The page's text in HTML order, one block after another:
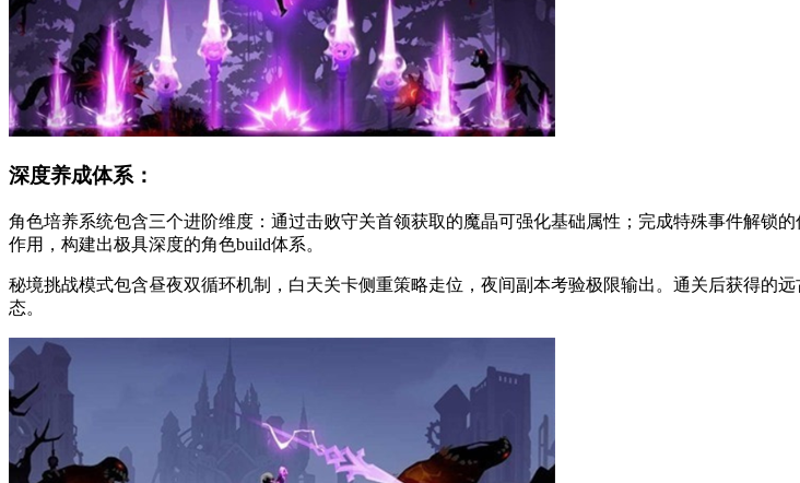
深度养成体系：
角色培养系统包含三个进阶维度：通过击败守关首领获取的魔晶可强化基础属性；完成特殊事件解锁
作用，构建出极具深度的角色build体系。
秘境挑战模式包含昼夜双循环机制，白天关卡侧重策略走位，夜间副本考验极限输出。通关后获得的
态。